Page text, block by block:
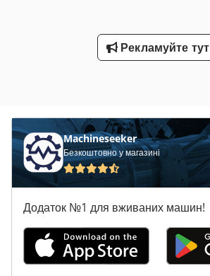
Рекламуйте тут
Machineseeker
Безкоштовно у магазині
Додаток №1 для вживаних машин!